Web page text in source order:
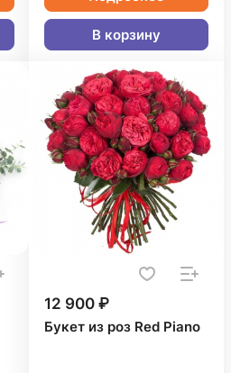
В корзину
12 900 ₽
Букет из роз Red Piano